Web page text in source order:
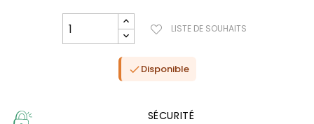
LISTE DE SOUHAITS
Disponible
SÉCURITÉ